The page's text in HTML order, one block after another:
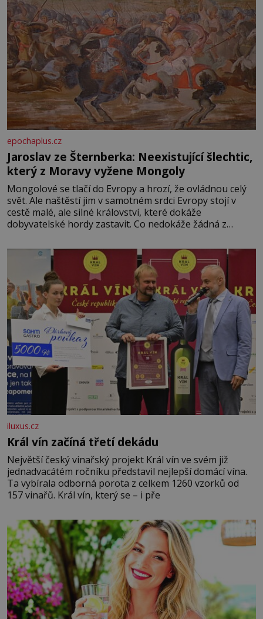
epochaplus.cz
Jaroslav ze Šternberka: Neexistující šlechtic,
který z Moravy vyžene Mongoly
Mongolové se tlačí do Evropy a hrozí, že ovládnou celý
svět. Ale naštěstí jim v samotném srdci Evropy stojí v
cestě malé, ale silné království, které dokáže
dobyvatelské hordy zastavit. Co nedokáže žádná z
král. Nebo že by ne? Mongolové od roku 1223 postupují
podél Kaspického a Azovského moře,
iluxus.cz
Král vín začíná třetí dekádu
Největší český vinařský projekt Král vín ve svém již
jednadvacátém ročníku představil nejlepší domácí vína.
Ta vybírala odborná porota z celkem 1260 vzorků od
157 vinařů. Král vín, který se – i pře